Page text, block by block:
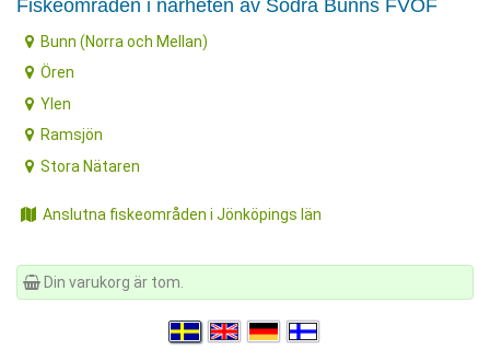
Fiskeområden i närheten av Södra Bunns FVOF
Bunn (Norra och Mellan)
Ören
Ylen
Ramsjön
Stora Nätaren
Anslutna fiskeområden i Jönköpings län
Din varukorg är tom.